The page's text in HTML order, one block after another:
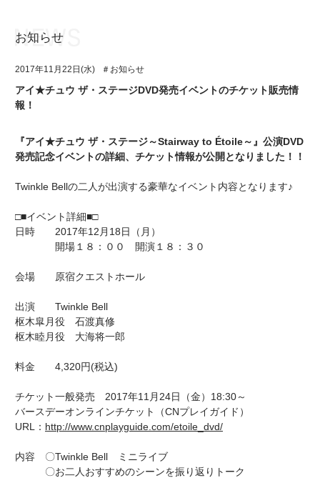
ユニット&キャラクター
アプリゲーム
ミュージック
グッズ・本
ギャラリー
アイ★チュウとは
ユニット&キャラクター
イベント・キャンペーン
ミュージック
グッズ・本
ギャラリー
お知らせ
2017年11月22日(水) ＃お知らせ
アイ★チュウ ザ・ステージDVD発売イベントのチケット販売情
報！
『アイ★チュウ ザ・ステージ～Stairway to Étoile～』公演DVD
発売記念イベントの詳細、チケット情報が公開となりました！！
Twinkle Bellの二人が出演する豪華なイベント内容となります♪
□■イベント詳細■□
日時 2017年12月18日（月）
開場１８：００ 開演１８：３０
会場 原宿クエストホール
出演 Twinkle Bell
枢木皐月役 石渡真修
枢木睦月役 大海将一郎
料金 4,320円(税込)
チケット一般発売 2017年11月24日（金）18:30～
バースデーオンラインチケット（CNプレイガイド）
URL： http://www.cnplayguide.com/etoile_dvd/
内容 〇Twinkle Bell ミニライブ
〇お二人おすすめのシーンを振り返りトーク